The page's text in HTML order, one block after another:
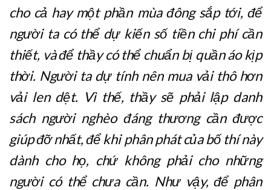
cho cả hay một phần mùa đông sắp tới, để
người ta có thể dự kiến số tiền chi phí cần
thiết, và để thầy có thể chuẩn bị quần áo kịp
thời. Người ta dự tính nên mua vải thô hơn
vải len dệt. Vì thế, thầy sẽ phải lập danh
sách người nghèo đáng thương cần được
giúp đỡ nhất, để khi phân phát của bố thí này
dành cho họ, chứ không phải cho những
người có thể chưa cần. Như vậy, để phân